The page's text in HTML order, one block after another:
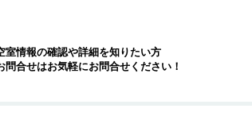
室情報の確認や詳細を知りたい方
問合せはお気軽にお問合せください！